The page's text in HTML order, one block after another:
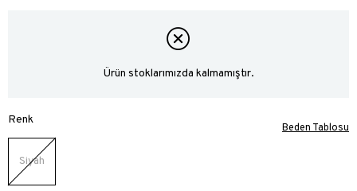
Ürün stoklarımızda kalmamıştır.
Renk
Siyah
Beden Tablosu